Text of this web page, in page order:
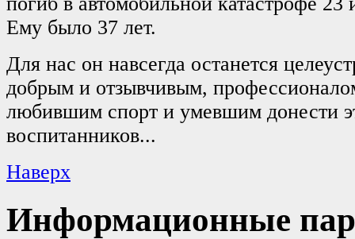
Ему было 37 лет.
Для нас он навсегда останется
добрым и отзывчивым,
любившим спорт и умевшим донести
воспитанников...
Наверх
Информационные